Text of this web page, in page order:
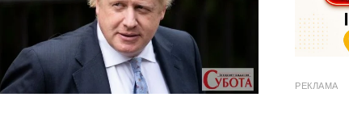
РЕКЛАМА